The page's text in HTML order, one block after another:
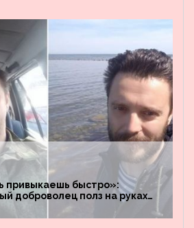
привыкаешь быстро»:
доброволец полз на руках
через заминированное